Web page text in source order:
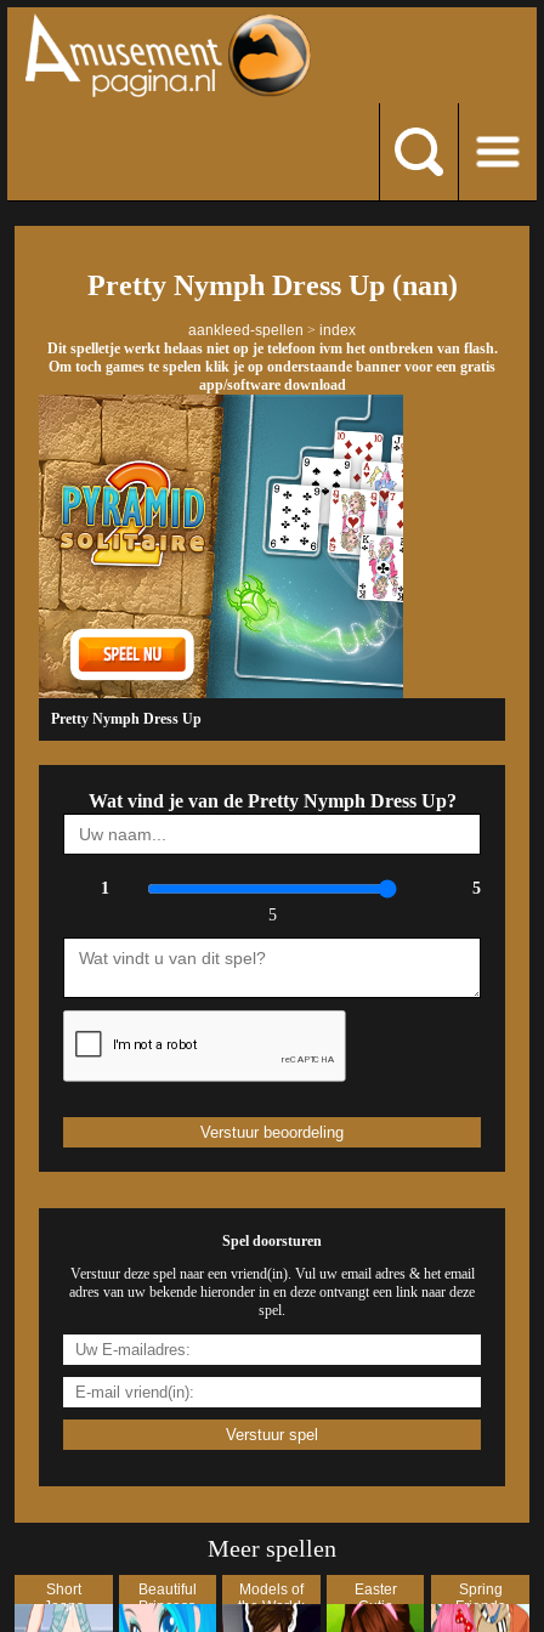
Pretty Nymph Dress Up (nan)
aankleed-spellen > index
Dit spelletje werkt helaas niet op je telefoon ivm het ontbreken van flash.
Om toch games te spelen klik je op onderstaande banner voor een gratis
app/software download
Pretty Nymph Dress Up
Wat vind je van de Pretty Nymph Dress Up?
1
5
5
Spel doorsturen
Verstuur deze spel naar een vriend(in). Vul uw email adres & het email
adres van uw bekende hieronder in en deze ontvangt een link naar deze
spel.
Meer spellen
Short
Jeans
Dress Up
Beautiful
Princess
Makeove...
Models of
the World:
UK
Easter
Cutie
Dress Up
Spring
Friends